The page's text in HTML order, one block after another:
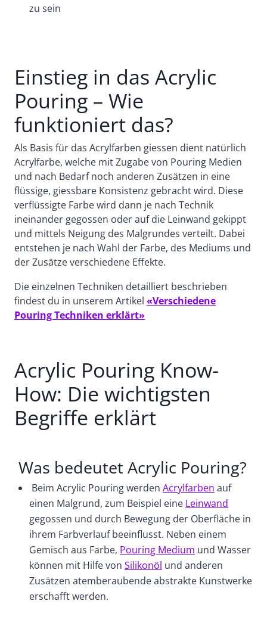
zu sein
Einstieg in das Acrylic
Pouring – Wie
funktioniert das?
Als Basis für das Acrylfarben giessen dient natürlich
Acrylfarbe, welche mit Zugabe von Pouring Medien
und nach Bedarf noch anderen Zusätzen in eine
flüssige, giessbare Konsistenz gebracht wird. Diese
verflüssigte Farbe wird dann je nach Technik
ineinander gegossen oder auf die Leinwand gekippt
und mittels Neigung des Malgrundes verteilt. Dabei
entstehen je nach Wahl der Farbe, des Mediums und
der Zusätze verschiedene Effekte.
Die einzelnen Techniken detailliert beschrieben
findest du in unserem Artikel «Verschiedene
Pouring Techniken erklärt»
Acrylic Pouring Know-
How: Die wichtigsten
Begriffe erklärt
Was bedeutet Acrylic Pouring?
Beim Acrylic Pouring werden Acrylfarben auf
einen Malgrund, zum Beispiel eine Leinwand
gegossen und durch Bewegung der Oberfläche in
ihrem Farbverlauf beeinflusst. Neben einem
Gemisch aus Farbe, Pouring Medium und Wasser
können mit Hilfe von Silikonöl und anderen
Zusätzen atemberaubende abstrakte Kunstwerke
erschafft werden.